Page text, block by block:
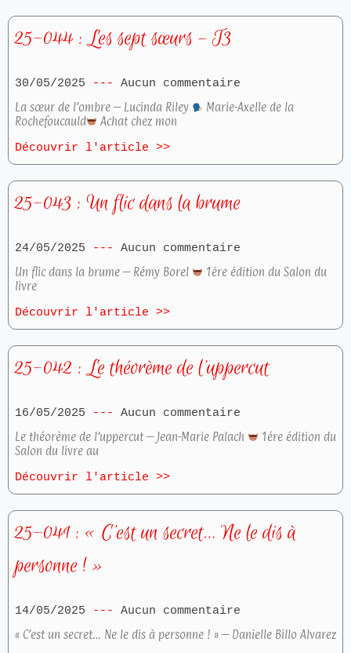
25-044 : Les sept sœurs – T3
30/05/2025
Aucun commentaire
La sœur de l’ombre – Lucinda Riley
Marie-Axelle de la
Rochefoucauld
Achat chez mon
Découvrir l'article >>
25-043 : Un flic dans la brume
24/05/2025
Aucun commentaire
Un flic dans la brume – Rémy Borel
1ére édition du Salon du
livre
Découvrir l'article >>
25-042 : Le théorème de l’uppercut
16/05/2025
Aucun commentaire
Le théorème de l’uppercut – Jean-Marie Palach
1ére édition du
Salon du livre au
Découvrir l'article >>
25-041 : « C’est un secret… Ne le dis à
personne ! »
14/05/2025
Aucun commentaire
« C’est un secret… Ne le dis à personne ! » – Danielle Billo Alvarez